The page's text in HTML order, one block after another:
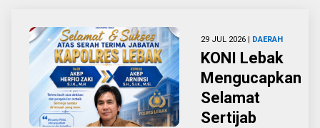
29 JUL 2026 | DAERAH
KONI Lebak
Mengucapkan
Selamat
Sertijab